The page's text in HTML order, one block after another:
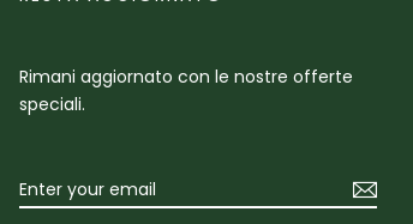
Rimani aggiornato con le nostre offerte
speciali.